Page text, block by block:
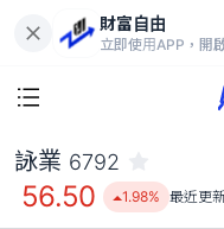
財富自由
立即使用APP，開
詠業 6792
56.50 1.98% 最近更